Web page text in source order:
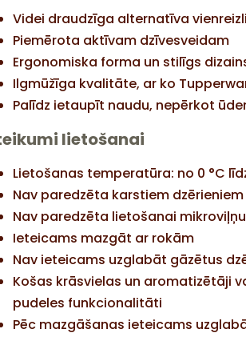
Videi draudzīga alternatīva
Piemērota aktīvam dzīvesveidam
Ergonomiska forma un stilīgs
Ilgmūžīga kvalitāte, ar ko
Palīdz ietaupīt naudu, nepērkot
lietošanai
Lietošanas temperatūra: no 0 °C
Nav paredzēta karstiem dzērieniem
Nav paredzēta lietošanai
Ieteicams mazgāt ar rokām
Nav ieteicams uzglabāt gāzētus
Košas krāsvielas un aromatizētāji
pudeles funkcionalitāti
Pēc mazgāšanas ieteicams